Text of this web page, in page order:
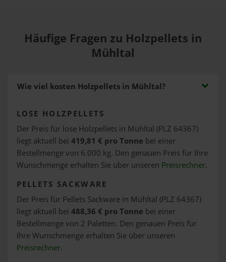
Häufige Fragen zu Holzpellets in
Mühltal
Wie viel kosten Holzpellets in Mühltal?
LOSE HOLZPELLETS
Der Preis für lose Holzpellets in Mühltal (PLZ 64367)
liegt aktuell bei 419,81 € pro Tonne bei einer
Bestellmenge von 6.000 kg. Den genauen Preis für Ihre
Wunschmenge erhalten Sie über unseren Preisrechner.
PELLETS SACKWARE
Der Preis für Pellets Sackware in Mühltal (PLZ 64367)
liegt aktuell bei 488,36 € pro Tonne bei einer
Bestellmenge von 2 Paletten. Den genauen Preis für
Ihre Wunschmenge erhalten Sie über unseren
Preisrechner.